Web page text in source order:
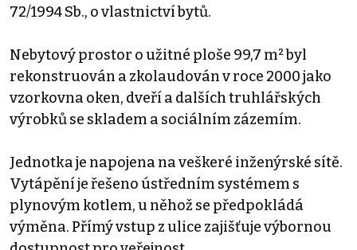
72/1994 Sb., o vlastnictví bytů.
Nebytový prostor o užitné ploše 99,7 m² byl
rekonstruován a zkolaudován v roce 2000 jako
vzorkovna oken, dveří a dalších truhlářských
výrobků se skladem a sociálním zázemím.
Jednotka je napojena na veškeré inženýrské sítě.
Vytápění je řešeno ústředním systémem s
plynovým kotlem, u něhož se předpokládá
výměna. Přímý vstup z ulice zajišťuje výbornou